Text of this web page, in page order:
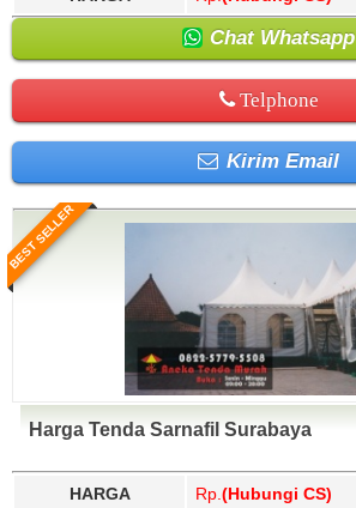
Chat Whatsapp
Telphone
Kirim Email
BEST SELLER
Harga Tenda Sarnafil Surabaya
HARGA Rp. (Hubungi CS)